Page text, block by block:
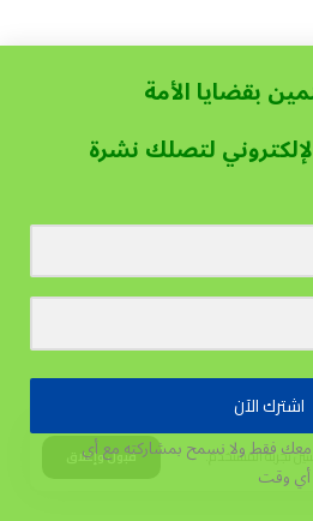
تجربة المستخدم. قبول وإغلاق
بقضايا الأمة
لتصلك نشرة
اشترك الآن
فقط ولا نسمح بمشاركته مع أي
أي وقت